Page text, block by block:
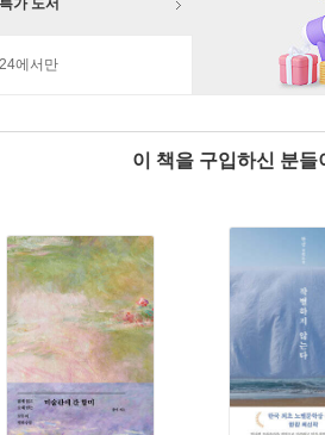
가 도서
에서만
이 책을 구입하신 분